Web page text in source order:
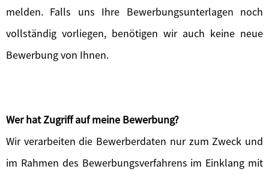
melden. Falls uns Ihre Bewerbungsunterlagen noch
vollständig vorliegen, benötigen wir auch keine neue
Bewerbung von Ihnen.
Wer hat Zugriff auf meine Bewerbung?
Wir verarbeiten die Bewerberdaten nur zum Zweck und
im Rahmen des Bewerbungsverfahrens im Einklang mit